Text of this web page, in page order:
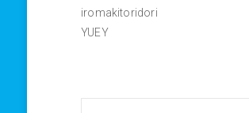
iromakitoridori
YUEY